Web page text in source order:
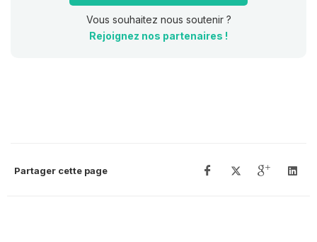
Vous souhaitez nous soutenir ?
Rejoignez nos partenaires !
Partager cette page